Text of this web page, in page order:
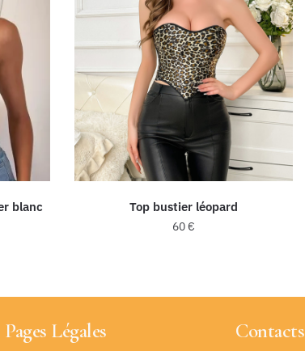
blanc
Top bustier léopard
60€
Pages Légales Contacts